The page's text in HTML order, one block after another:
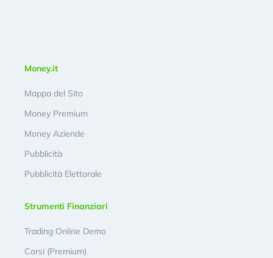
Money.it
Mappa del Sito
Money Premium
Money Aziende
Pubblicità
Pubblicità Elettorale
Strumenti Finanziari
Trading Online Demo
Corsi (Premium)